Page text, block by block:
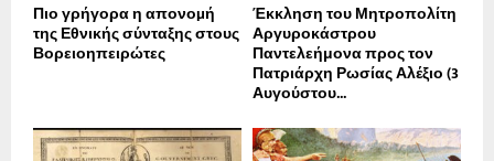
Πιο γρήγορα η απονοµή
της Εθνικής σύνταξης στους
Βορειοηπειρώτες
Έκκληση του Μητροπολίτη
Αργυροκάστρου
Παντελεήμονα προς τον
Πατριάρχη Ρωσίας Αλέξιο (3
Αυγούστου...